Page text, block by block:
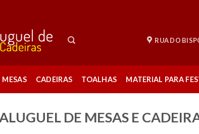
RUA DO
MESAS CADEIRAS TOALHAS MATERIAL PARA
DE MESAS E